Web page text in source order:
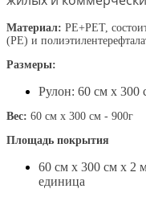
Материал: PE+PET,
(PE) и
Размеры:
Рулон: 60 см х 300
Вес: 60 см х 300 см - 900г
Площадь покрытия
60 см х 300 см х 2
единица